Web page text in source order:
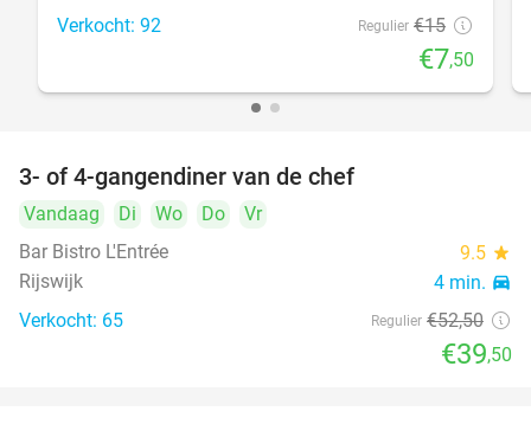
Verkocht: 92 Regulier €15
€7,50
3- of 4-gangendiner van de chef
Vandaag Di Wo Do
Vr
Bar Bistro L'Entrée
9.5 star
Rijswijk 4 min. directions_car
Verkocht: 65 Regulier €52,50
€39,50